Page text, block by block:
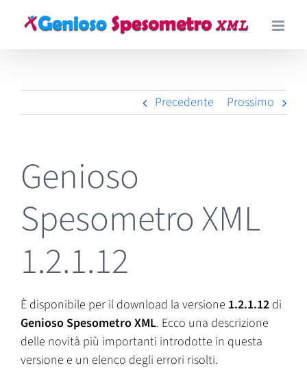
Precedente Prossimo
Genioso
Spesometro XML
1.2.1.12
È disponibile per il download la versione 1.2.1.12 di
Genioso Spesometro XML. Ecco una descrizione
delle novità più importanti introdotte in questa
versione e un elenco degli errori risolti.